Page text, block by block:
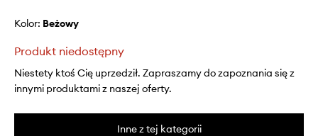
Kolor: beżowy
Produkt niedostępny
Niestety ktoś Cię uprzedził. Zapraszamy do zapoznania się z
innymi produktami z naszej oferty.
Inne z tej kategorii